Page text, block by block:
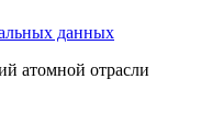
данных
атомной отрасли